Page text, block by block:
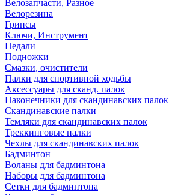
Велозапчасти, Разное
Велорезина
Грипсы
Ключи, Инструмент
Педали
Подножки
Смазки, очистители
Палки для спортивной ходьбы
Аксессуары для сканд. палок
Наконечники для скандинавских палок
Скандинавские палки
Темляки для скандинавских палок
Треккинговые палки
Чехлы для скандинавских палок
Бадминтон
Воланы для бадминтона
Наборы для бадминтона
Сетки для бадминтона